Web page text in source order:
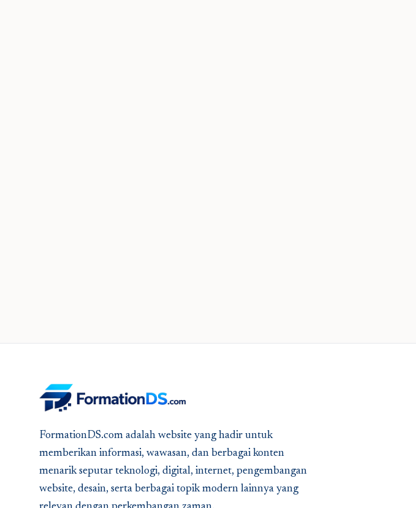
FormationDS.com adalah website yang hadir untuk
memberikan informasi, wawasan, dan berbagai konten
menarik seputar teknologi, digital, internet, pengembangan
website, desain, serta berbagai topik modern lainnya yang